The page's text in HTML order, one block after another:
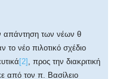
απάντηση των νέων θ
το νέο πιλοτικό σχέδιο
[2] , προς την διακριτική
από τον π. Βασίλειο